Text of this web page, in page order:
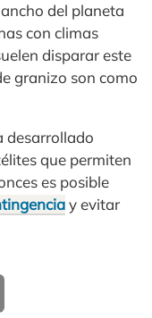
del planeta
con climas
disparar este
granizo son como
desarrollado
que permiten
es posible
y evitar